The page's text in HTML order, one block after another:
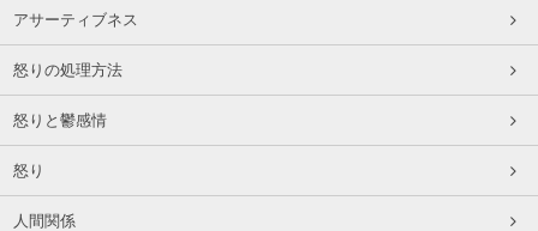
アサーティブネス
怒りの処理方法
怒りと鬱感情
怒り
人間関係